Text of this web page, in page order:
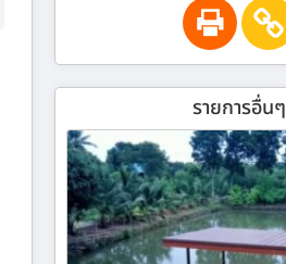
รายการอื่นๆ